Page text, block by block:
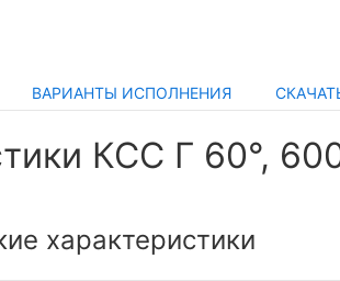
ВАРИАНТЫ ИСПОЛНЕНИЯ
КСС Г 60°,
характеристики